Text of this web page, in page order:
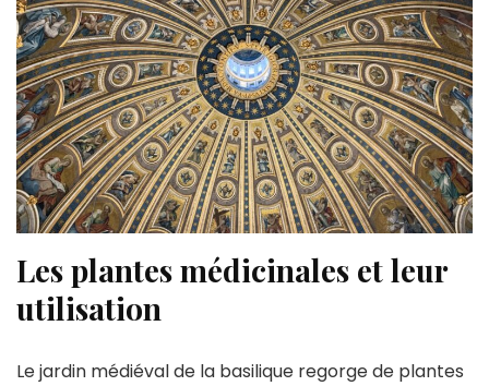
Les plantes médicinales et leur
utilisation
Le jardin médiéval de la basilique regorge de plantes